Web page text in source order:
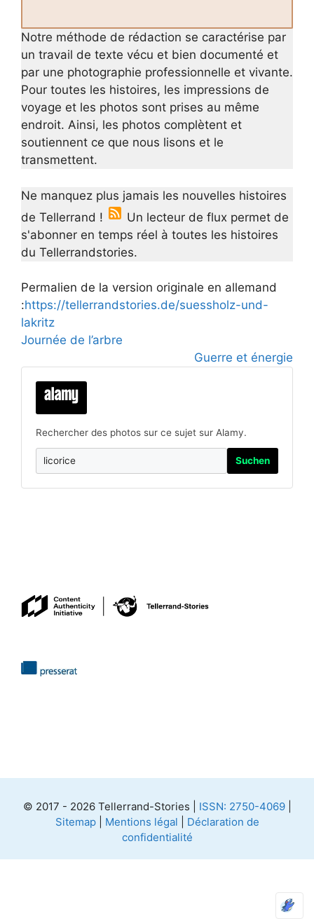
Notre méthode de rédaction se caractérise par
un travail de texte vécu et bien documenté et
par une photographie professionnelle et vivante.
Pour toutes les histoires, les impressions de
voyage et les photos sont prises au même
endroit. Ainsi, les photos complètent et
soutiennent ce que nous lisons et le
transmettent.
Ne manquez plus jamais les nouvelles histoires
de Tellerrand !
Un lecteur de flux permet de
s'abonner en temps réel à toutes les histoires
du Tellerrandstories.
Permalien de la version originale en allemand
:https://tellerrandstories.de/suessholz-und-
lakritz
Journée de l’arbre
Guerre et énergie
Rechercher des photos sur ce sujet sur Alamy.
Suchen
© 2017 - 2026 Tellerrand-Stories | ISSN: 2750-4069|
Sitemap| Mentions légal
Déclaration de
confidentialité